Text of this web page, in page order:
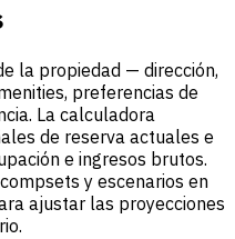
la propiedad — dirección,
preferencias de
La calculadora
de reserva actuales e
e ingresos brutos.
y escenarios en
ajustar las proyecciones